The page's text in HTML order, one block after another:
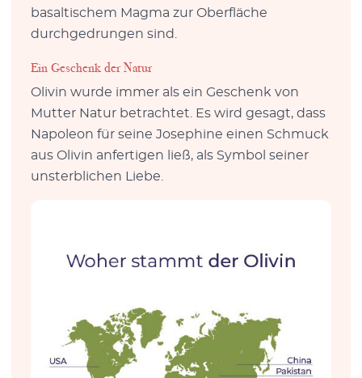
basaltischem Magma zur Oberfläche
durchgedrungen sind.
Ein Geschenk der Natur
Olivin wurde immer als ein Geschenk von
Mutter Natur betrachtet. Es wird gesagt, dass
Napoleon für seine Josephine einen Schmuck
aus Olivin anfertigen ließ, als Symbol seiner
unsterblichen Liebe.